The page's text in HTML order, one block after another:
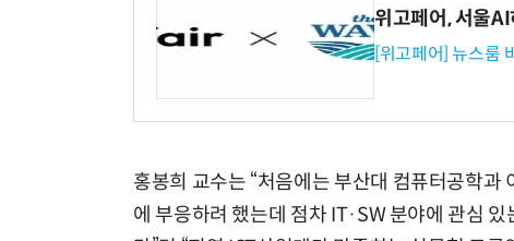
위고페어, 서울
[위고페어] 뉴스룸
홍봉희 교수는 “처음에는 부산대 컴퓨터공학
에 부응하려 했는데 점차 IT·SW 분야에 관심